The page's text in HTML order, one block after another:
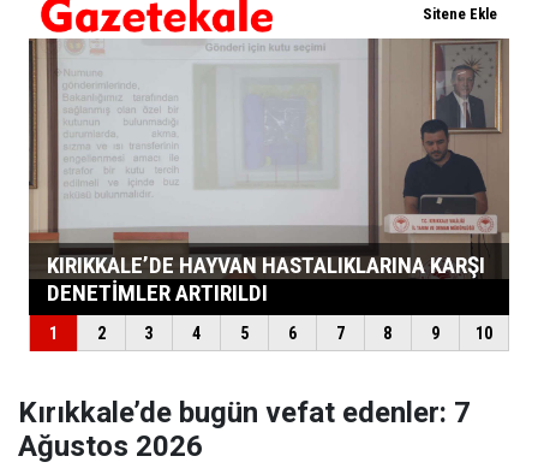
Kırıkkale’de bugün vefat edenler: 7
Ağustos 2026